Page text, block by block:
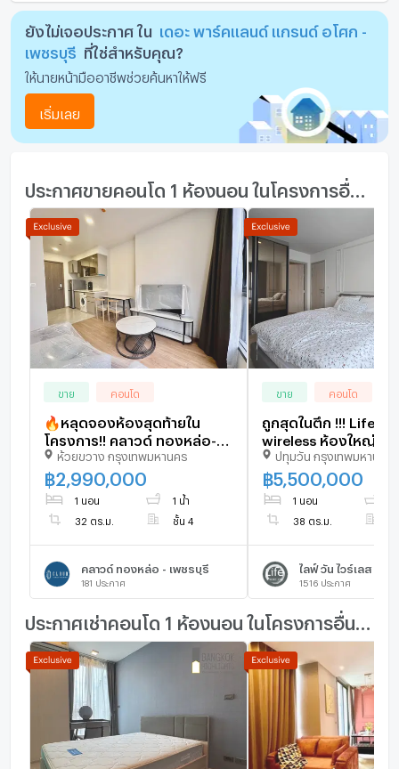
ยังไม่เจอประกาศ ใน
เดอะ พาร์คแลนด์ แกรนด์ อโศก -
เพชรบุรี
ที่ใช่สำหรับคุณ?
ให้นายหน้ามืออาชีพช่วยค้นหาให้ฟรี
เริ่มเลย
ขาย คอนโด
🔥หลุดจองห้องสุดท้ายใน
โครงการ!! คลาวด์ ทองหล่อ-
เพชรบุรี (Cloud) 1 ห้องนอน-1
ห้องน้ำ 32 ตรม. 2.99 ลบ. ฟรี
โอน!! 093-615-5959
ห้วยขวาง กรุงเทพมหานคร
฿2,990,000
1 นอน 1 น้ำ
32 ตร.ม. ชั้น 4
คลาวด์ ทองหล่อ - เพชรบุรี
181 ประกาศ
ขาย คอนโด
ถูกสุดในตึก !!! Life
wireless ห้องใหญ่พิเ
ตรงข้ามบันไดหนีไฟ
ปทุมวัน กรุงเทพมหานคร
฿5,500,000
1 นอน
38 ตร.ม.
ไลฟ์ วัน ไวร์เลส
1516 ประกาศ